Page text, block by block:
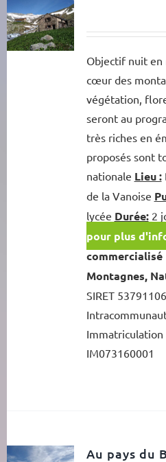
Objectif nuit en
cœur des
végétation,
seront au
très riches en
proposés sont
nationale Lieu :
de la Vanoise
lycée Durée:2
pour plus
Montagnes,
SIRET
IM073160001
Au pays du